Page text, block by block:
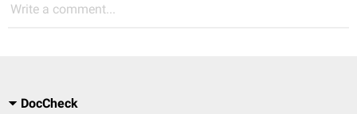
Write a comment...
DocCheck